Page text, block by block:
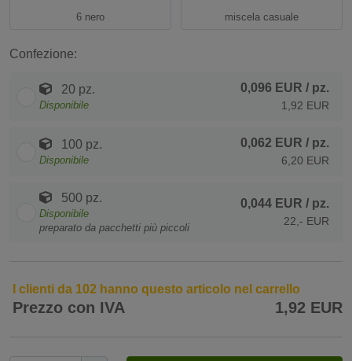
6 nero miscela casuale
Confezione:
20 pz.
Disponibile
0,096 EUR / pz.
1,92 EUR
100 pz.
Disponibile
0,062 EUR / pz.
6,20 EUR
500 pz.
Disponibile
preparato da pacchetti più piccoli
0,044 EUR / pz.
22,- EUR
I clienti da 102 hanno questo articolo nel carrello
Prezzo con IVA 1,92 EUR